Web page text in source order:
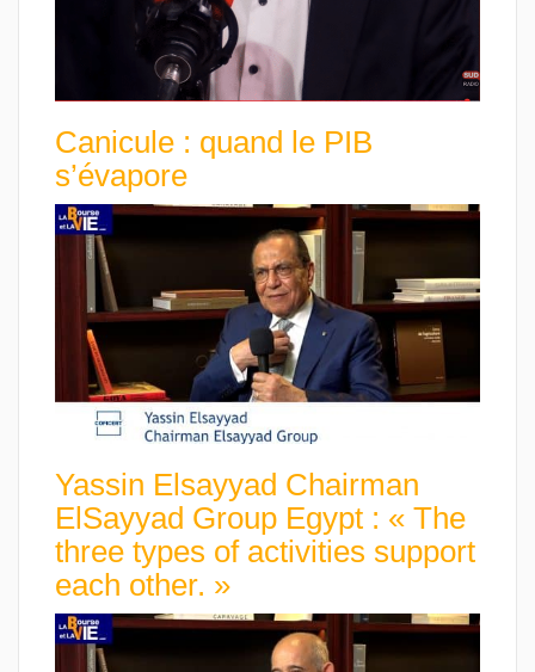
Canicule : quand le PIB
s’évapore
Yassin Elsayyad Chairman
ElSayyad Group Egypt : « The
three types of activities support
each other. »